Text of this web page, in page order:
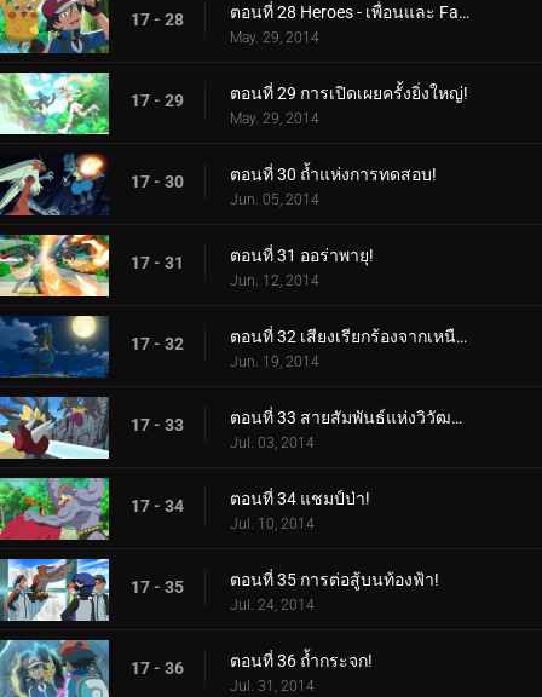
17 - 28 ตอนที่ 28 Heroes - เพื่อนและ Faux Alike!
May. 29, 2014
17 - 29 ตอนที่ 29 การเปิดเผยครั้งยิ่งใหญ่!
May. 29, 2014
17 - 30 ตอนที่ 30 ถ้ำแห่งการทดสอบ!
Jun. 05, 2014
17 - 31 ตอนที่ 31 ออร่าพายุ!
Jun. 12, 2014
17 - 32 ตอนที่ 32 เสียงเรียกร้องจากเหนือออร่า!
Jun. 19, 2014
17 - 33 ตอนที่ 33 สายสัมพันธ์แห่งวิวัฒนาการเมก้า!
Jul. 03, 2014
17 - 34 ตอนที่ 34 แชมป์ป่า!
Jul. 10, 2014
17 - 35 ตอนที่ 35 การต่อสู้บนท้องฟ้า!
Jul. 24, 2014
17 - 36 ตอนที่ 36 ถ้ำกระจก!
Jul. 31, 2014